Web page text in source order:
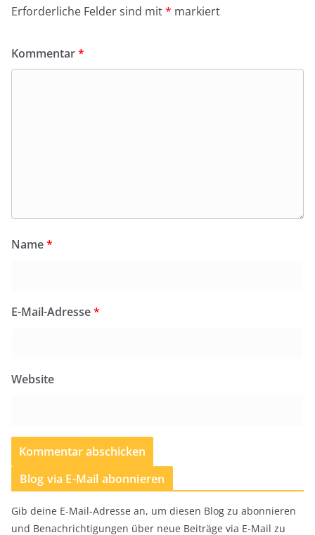
Erforderliche Felder sind mit* markiert
Kommentar*
Name*
E-Mail-Adresse*
Website
Blog via E-Mail abonnieren
Gib deine E-Mail-Adresse an, um diesen Blog zu abonnieren
und Benachrichtigungen über neue Beiträge via E-Mail zu